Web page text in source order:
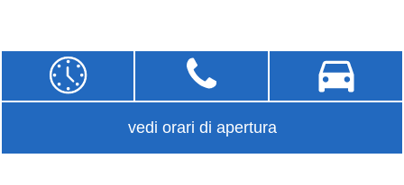
vedi orari di apertura